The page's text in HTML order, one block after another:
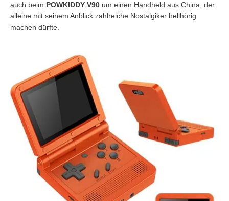
auch beim POWKIDDY V90 um einen Handheld aus China, der
alleine mit seinem Anblick zahlreiche Nostalgiker hellhörig
machen dürfte.